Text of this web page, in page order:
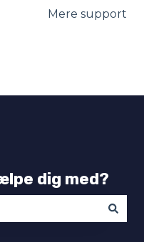
oversættelserMere support
dig med?